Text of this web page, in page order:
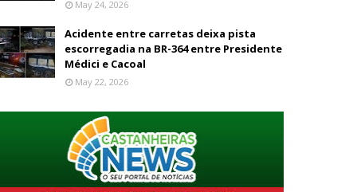
May 24, 2026
Acidente entre carretas deixa pista
escorregadia na BR-364 entre Presidente
Médici e Cacoal
May 22, 2026